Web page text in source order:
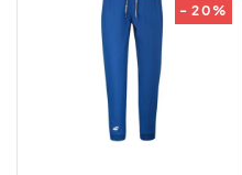
- 20%